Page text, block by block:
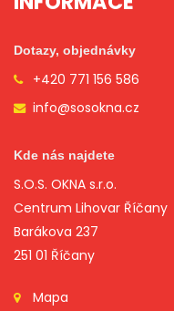
Dotazy, objednávky
+420 771 156 586
info@sosokna.cz
Kde nás najdete
S.O.S. OKNA s.r.o.
Centrum Lihovar Říčany
Barákova 237
251 01 Říčany
Mapa